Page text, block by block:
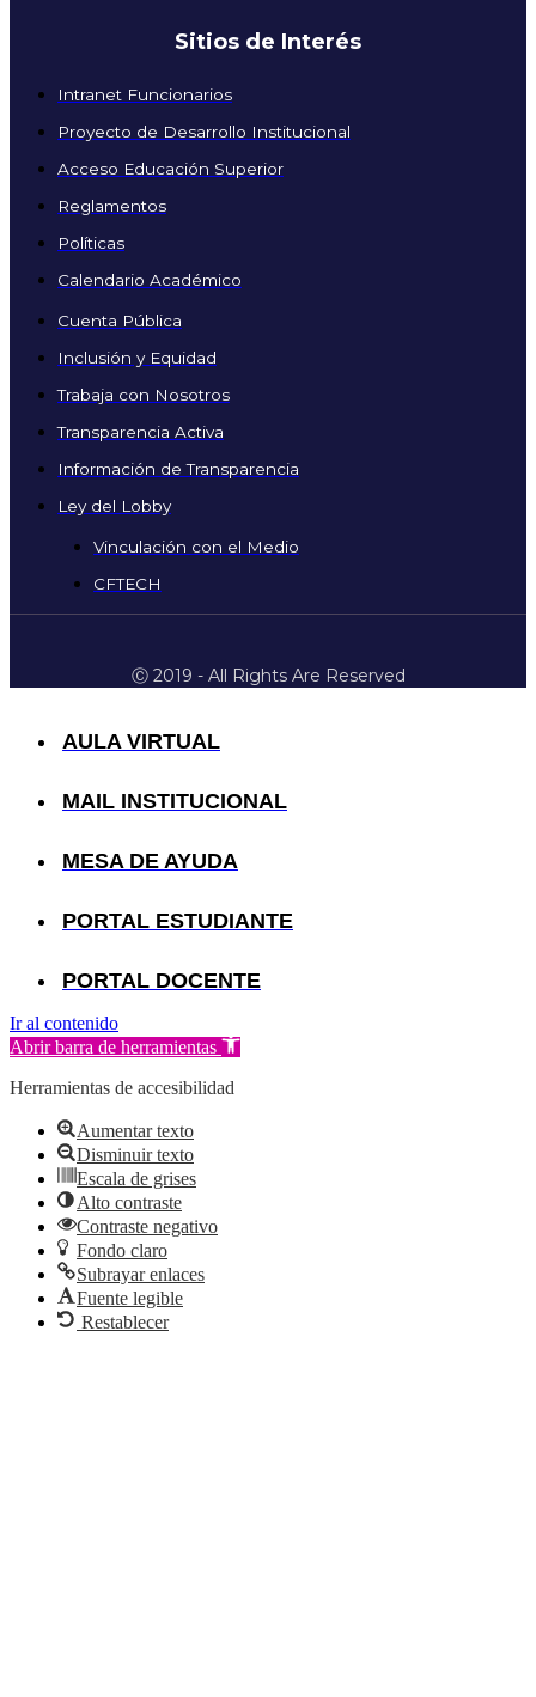
Sitios de Interés
Intranet Funcionarios
Proyecto de Desarrollo Institucional
Acceso Educación Superior
Reglamentos
Políticas
Calendario Académico
Cuenta Pública
Inclusión y Equidad
Trabaja con Nosotros
Transparencia Activa
Información de Transparencia
Ley del Lobby
Vinculación con el Medio
CFTECH
Ⓒ 2019 - All Rights Are Reserved
AULA VIRTUAL
MAIL INSTITUCIONAL
MESA DE AYUDA
PORTAL ESTUDIANTE
PORTAL DOCENTE
Ir al contenido
Abrir barra de herramientas
Herramientas de accesibilidad
Aumentar texto
Disminuir texto
Escala de grises
Alto contraste
Contraste negativo
Fondo claro
Subrayar enlaces
Fuente legible
Restablecer